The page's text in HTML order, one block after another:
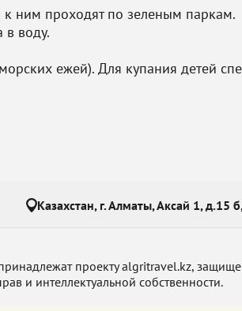
ним проходят по зеленым паркам.
воду.
ежей). Для купания детей
Казахстан, г. Алматы, Аксай 1, д.15
проекту algritravel.kz,
и интеллектуальной собственности.